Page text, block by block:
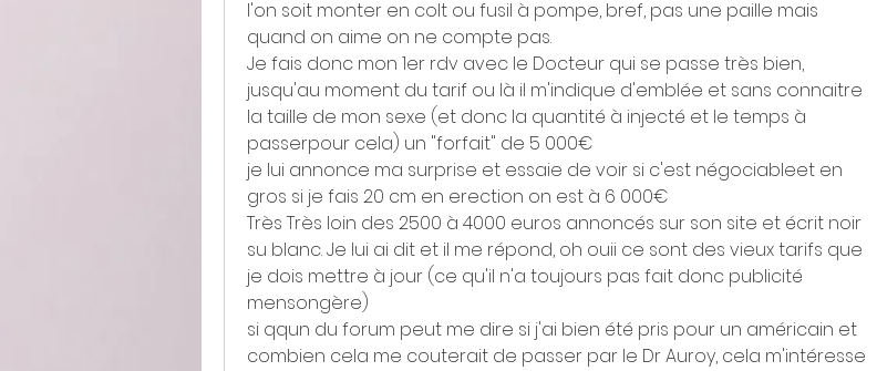
l'on soit monter en colt ou fusil à pompe, bref, pas une paille mais
quand on aime on ne compte pas.
Je fais donc mon 1er rdv avec le Docteur qui se passe très bien,
jusqu'au moment du tarif ou là il m'indique d'emblée et sans connaitre
la taille de mon sexe (et donc la quantité à injecté et le temps à
passerpour cela) un "forfait" de 5 000€
je lui annonce ma surprise et essaie de voir si c'est négociableet en
gros si je fais 20 cm en erection on est à 6 000€
Très Très loin des 2500 à 4000 euros annoncés sur son site et écrit noir
su blanc. Je lui ai dit et il me répond, oh ouii ce sont des vieux tarifs que
je dois mettre à jour (ce qu'il n'a toujours pas fait donc publicité
mensongère)
si qqun du forum peut me dire si j'ai bien été pris pour un américain et
combien cela me couterait de passer par le Dr Auroy, cela m'intéresse